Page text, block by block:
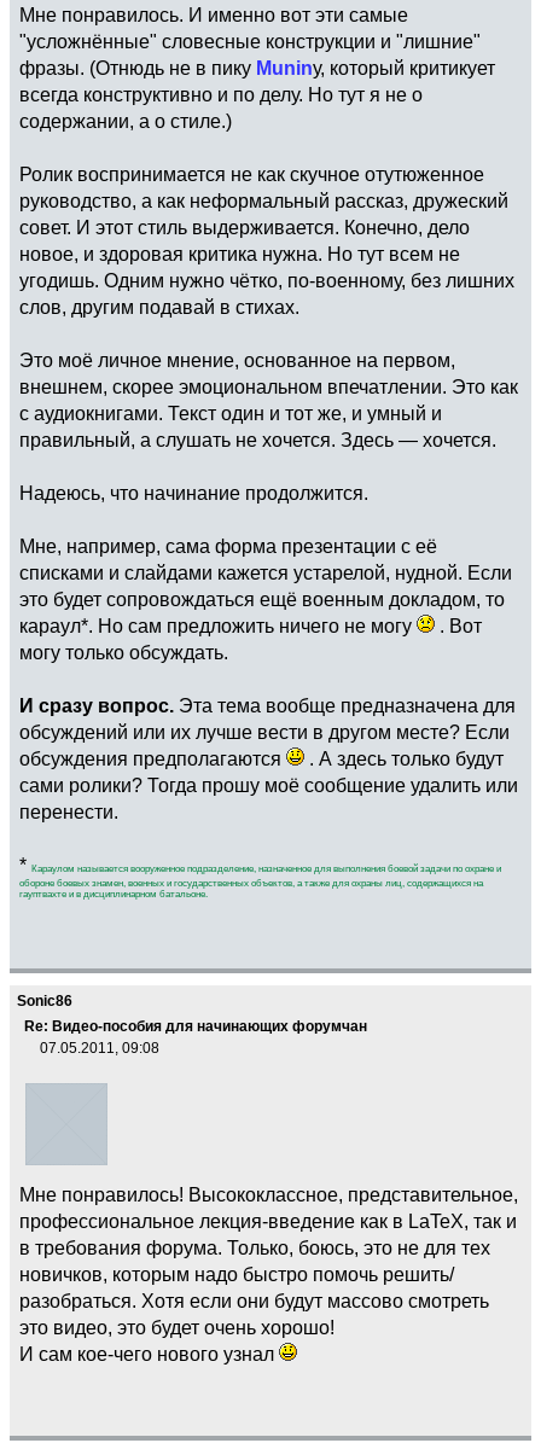
Мне понравилось. И именно вот эти самые
"усложнённые" словесные конструкции и "лишние"
фразы. (Отнюдь не в пику Muninу, который критикует
всегда конструктивно и по делу. Но тут я не о
содержании, а о стиле.)
Ролик воспринимается не как скучное отутюженное
руководство, а как неформальный рассказ, дружеский
совет. И этот стиль выдерживается. Конечно, дело
новое, и здоровая критика нужна. Но тут всем не
угодишь. Одним нужно чётко, по-военному, без лишних
слов, другим подавай в стихах.
Это моё личное мнение, основанное на первом,
внешнем, скорее эмоциональном впечатлении. Это как
с аудиокнигами. Текст один и тот же, и умный и
правильный, а слушать не хочется. Здесь — хочется.
Надеюсь, что начинание продолжится.
Мне, например, сама форма презентации с её
списками и слайдами кажется устарелой, нудной. Если
это будет сопровождаться ещё военным докладом, то
караул*. Но сам предложить ничего не могу
. Вот
могу только обсуждать.
И сразу вопрос. Эта тема вообще предназначена для
обсуждений или их лучше вести в другом месте? Если
обсуждения предполагаются
. А здесь только будут
сами ролики? Тогда прошу моё сообщение удалить или
перенести.
* Караулом называется вооруженное подразделение, назначенное для выполнения боевой задачи по охране и
обороне боевых знамен, военных и государственных объектов, а также для охраны лиц, содержащихся на
гауптвахте и в дисциплинарном батальоне.
Sonic86
Re: Видео-пособия для начинающих форумчан
07.05.2011, 09:08
Мне понравилось! Высококлассное, представительное,
профессиональное лекция-введение как в LaTeX, так и
в требования форума. Только, боюсь, это не для тех
новичков, которым надо быстро помочь решить/
разобраться. Хотя если они будут массово смотреть
это видео, это будет очень хорошо!
И сам кое-чего нового узнал